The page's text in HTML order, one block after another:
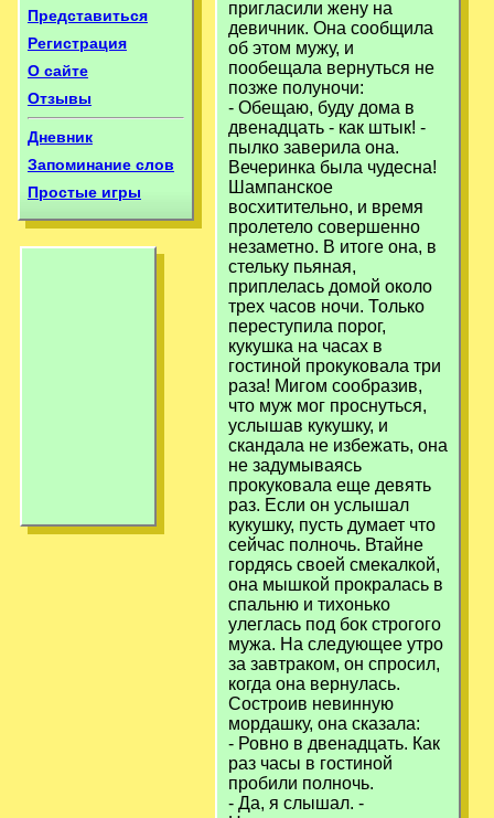
Представиться
Регистрация
О сайте
Отзывы
Дневник
Запоминание слов
Простые игры
подружки
пригласили жену
на девичник.
подружки
пригласили жену
на девичник.
пригласили жену на
девичник. Она сообщила
об этом мужу, и
пообещала вернуться не
позже полуночи:
- Обещаю, буду дома в
двенадцать - как штык! -
пылко заверила она.
Вечеринка была чудесна!
Шампанское
восхитительно, и время
пролетело совершенно
незаметно. В итоге она, в
стельку пьяная,
приплелась домой около
трех часов ночи. Только
переступила порог,
кукушка на часах в
гостиной прокуковала три
раза! Мигом сообразив,
что муж мог проснуться,
услышав кукушку, и
скандала не избежать, она
не задумываясь
прокуковала еще девять
раз. Если он услышал
кукушку, пусть думает что
сейчас полночь. Втайне
гордясь своей смекалкой,
она мышкой прокралась в
спальню и тихонько
улеглась под бок строгого
мужа. На следующее утро
за завтраком, он спросил,
когда она вернулась.
Состроив невинную
мордашку, она сказала:
- Ровно в двенадцать. Как
раз часы в гостиной
пробили полночь.
- Да, я слышал. -